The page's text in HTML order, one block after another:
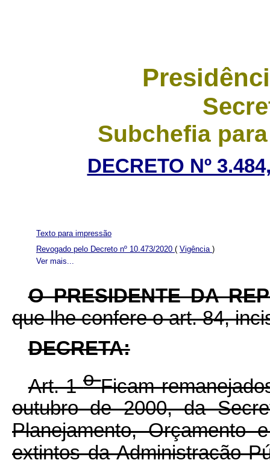
Subchefia
DECRETO Nº
Ver mais...
Texto para impressão
Revogado pelo Decreto nº 10.473/2020 ( Vigência )
O PRESIDENTE DA
que lhe confere o art. 84,
DECRETA:
Art. 1oFicam
outubro de 2000, da
Planejamento, Orçamento
extintos da Administração